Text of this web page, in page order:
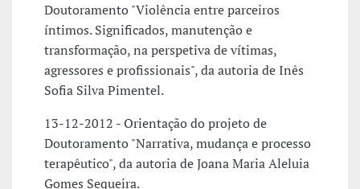
Doutoramento "Violência entre parceiros
íntimos. Significados, manutenção e
transformação, na perspetiva de vítimas,
agressores e profissionais", da autoria de Inês
Sofia Silva Pimentel.
13-12-2012 - Orientação do projeto de
Doutoramento "Narrativa, mudança e processo
terapêutico", da autoria de Joana Maria Aleluia
Gomes Sequeira.